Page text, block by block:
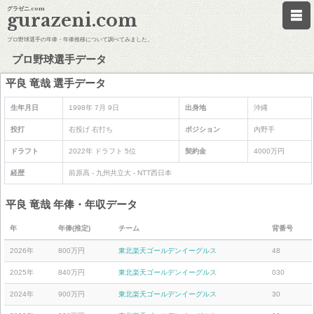
グラゼニ.com
gurazeni.com
プロ野球選手の年俸・年俸推移について調べてみました。
プロ野球選手データ
平良 竜哉 選手データ
生年月日 1998年 7月 9日 出身地 沖縄
投打 右投げ 右打ち ポジション 内野手
ドラフト 2022年 ドラフト 5位 契約金 4000万円
経歴 前原高 - 九州共立大 - NTT西日本
平良 竜哉 年俸・年収データ
年 年俸(推定) チーム 背番号
2026年 800万円 東北楽天ゴールデンイーグルス 48
2025年 840万円 東北楽天ゴールデンイーグルス 030
2024年 900万円 東北楽天ゴールデンイーグルス 30